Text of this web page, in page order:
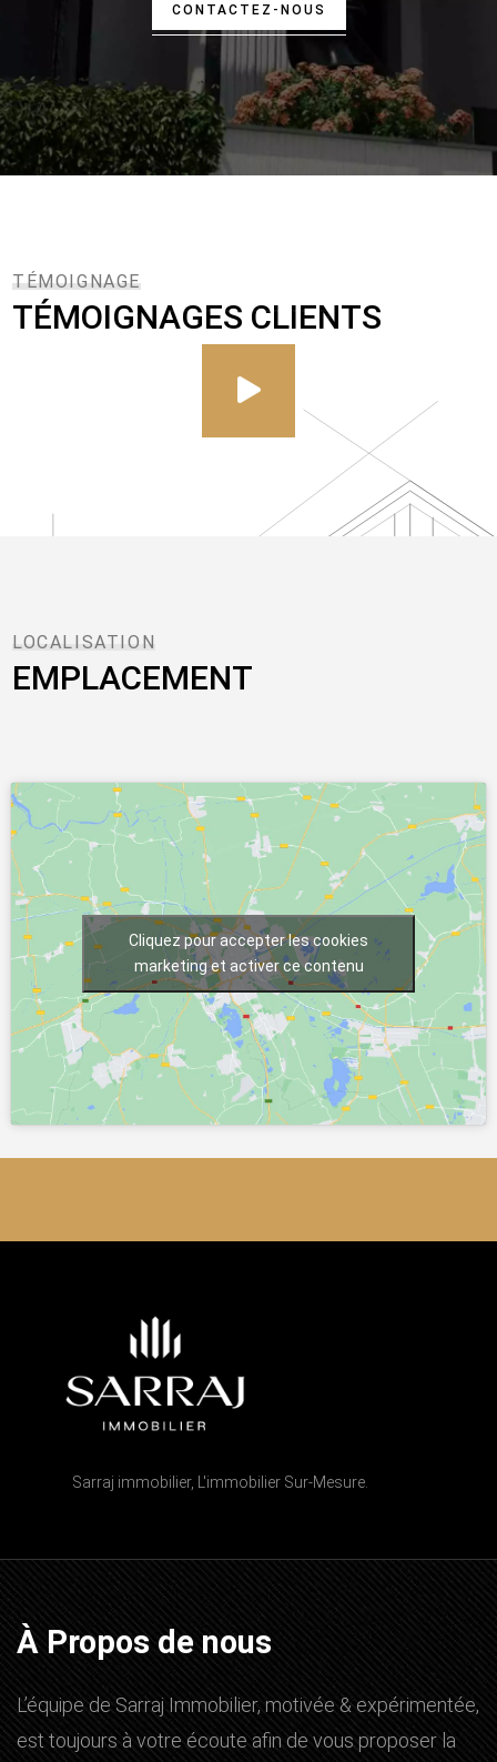
CONTACTEZ-NOUS
TÉMOIGNAGE
TÉMOIGNAGES CLIENTS
LOCALISATION
EMPLACEMENT
Cliquez pour accepter les cookies
marketing et activer ce contenu
Sarraj immobilier, L'immobilier Sur-Mesure.
À Propos de nous
L’équipe de Sarraj Immobilier, motivée & expérimentée,
est toujours à votre écoute afin de vous proposer la